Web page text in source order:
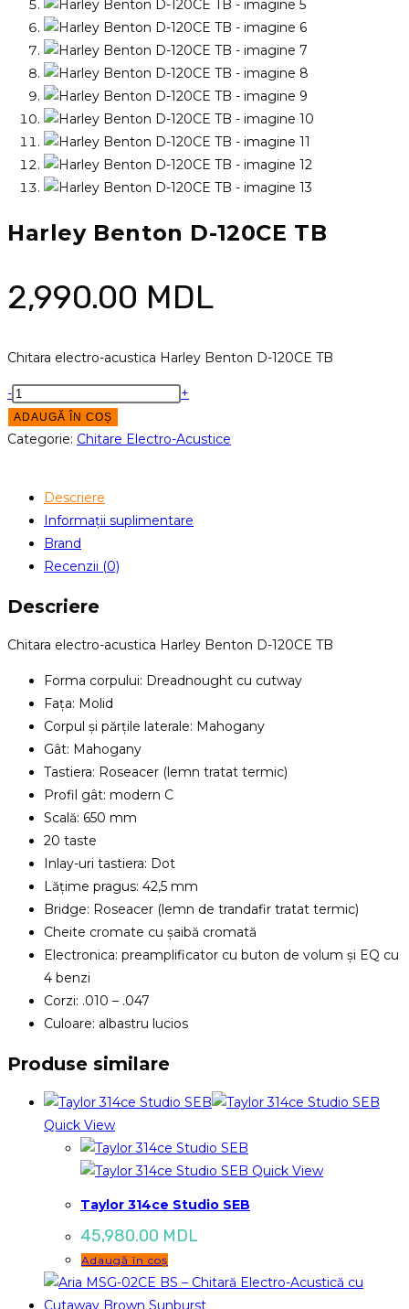
Harley Benton D-120CE TB
2,990.00 MDL
Chitara electro-acustica Harley Benton D-120CE TB
Cantitate
Harley
Benton
- +
ADAUGĂ ÎN COȘ
Categorie: Chitare Electro-Acustice
Descriere
Informații suplimentare
Brand
Recenzii (0)
Descriere
Chitara electro-acustica Harley Benton D-120CE TB
Forma corpului: Dreadnought cu cutway
Fața: Molid
Corpul și părțile laterale: Mahogany
Gât: Mahogany
Tastiera: Roseacer (lemn tratat termic)
Profil gât: modern C
Scală: 650 mm
20 taste
Inlay-uri tastiera: Dot
Lățime pragus: 42,5 mm
Bridge: Roseacer (lemn de trandafir tratat termic)
Cheite cromate cu șaibă cromată
Electronica: preamplificator cu buton de volum și EQ cu
4 benzi
Corzi: .010 – .047
Culoare: albastru lucios
Produse similare
Quick View
Quick View
Taylor 314ce Studio SEB
45,980.00 MDL
Adaugă în coș